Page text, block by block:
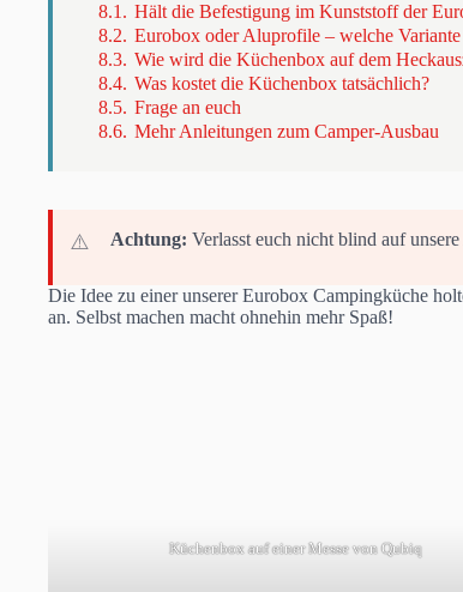
8.1. Hält die Befestigung im Kunststoff der
8.2. Eurobox oder Aluprofile – welche Variante
8.3. Wie wird die Küchenbox auf dem
8.4. Was kostet die Küchenbox tatsächlich?
8.5. Frage an euch
8.6. Mehr Anleitungen zum Camper-Ausbau
Achtung: Verlasst euch nicht blind auf
Die Idee zu einer unserer Eurobox Campingküche
an. Selbst machen macht ohnehin mehr Spaß!
Küchenbox auf einer Messe von Qubiq